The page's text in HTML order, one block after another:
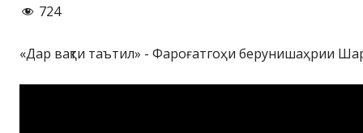
724
«Дар вақти таътил» - Фароғатгоҳи берунишаҳрии